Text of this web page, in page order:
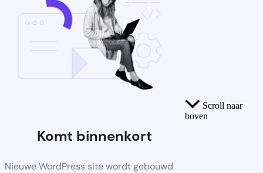
Komt binnenkort
Nieuwe WordPress site wordt gebouwd
Scroll naar
boven